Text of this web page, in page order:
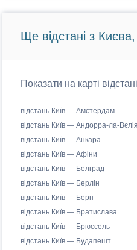
Ще відстані з
Показати на карті
відстань Київ — Амстердам
відстань Київ — Андорра-ла-Вєлія
відстань Київ — Анкара
відстань Київ — Афіни
відстань Київ — Белград
відстань Київ — Берлін
відстань Київ — Берн
відстань Київ — Братислава
відстань Київ — Брюссель
відстань Київ — Будапешт